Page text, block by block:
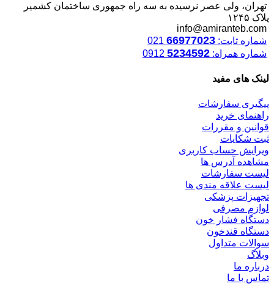
تهران، ولی عصر نرسیده به سه راه جمهوری ساختمان کشمیر
پلاک ۱۲۴۵
info@amiranteb.com
شماره ثابت: 66977023
شماره همراه: 5234592
لینک های مفید
پیگیری سفارشات
راهنمای خرید
قوانین و مقررات
ثبت شکایات
ویرایش حساب کاربری
مشاهده آدرس ها
لیست سفارشات
لیست علاقه مندی ها
تجهیزات پزشکی
لوازم مصرفی
دستگاه فشار خون
دستگاه قندخون
سوالات متداول
وبلاگ
درباره ما
تماس با ما